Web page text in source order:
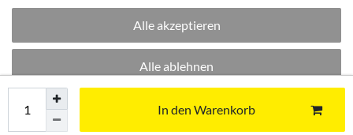
In den Warenkorb
© 2026 made by Supremo | Alle Rechte vorbehalten.
Alle akzeptieren
Alle ablehnen
Auswahl akzeptierenExcellent 5